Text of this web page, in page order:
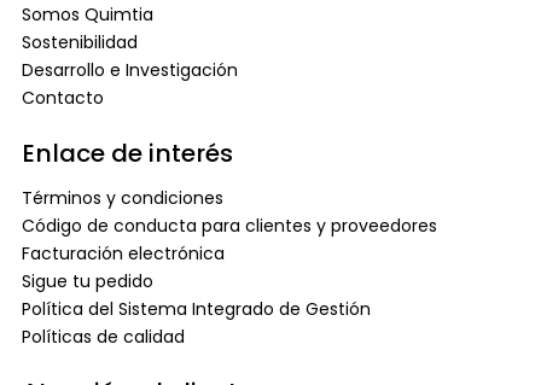
Somos Quimtia
Sostenibilidad
Desarrollo e Investigación
Contacto
Enlace de interés
Términos y condiciones
Código de conducta para clientes y proveedores
Facturación electrónica
Sigue tu pedido
Política del Sistema Integrado de Gestión
Políticas de calidad